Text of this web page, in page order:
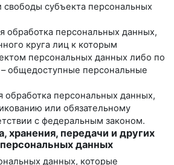
свободы субъекта персональных
обработка персональных данных,
круга лиц к которым
персональных данных либо по
общедоступные персональные
обработка персональных данных,
или обязательному
с федеральным законом.
хранения, передачи и других
данных
данных, которые